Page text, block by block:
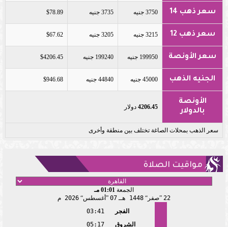
سعر ذهب 14 3750 جنيه 3735 جنيه $78.89
سعر ذهب 12 3215 جنيه 3205 جنيه $67.62
سعر الأونصة 199950 جنيه 199240 جنيه $4206.45
الجنيه الذهب 45000 جنيه 44840 جنيه $946.68
الأونصة
بالدولار
4206.45 دولار
سعر الذهب بمحلات الصاغة تختلف بين منطقة وأخرى
مواقيت الصلاة
الجمعة 01:01 مـ
22 صفر 1448 هـ 07 أغسطس 2026 م
الفجر
03:41
الشروق
05:17